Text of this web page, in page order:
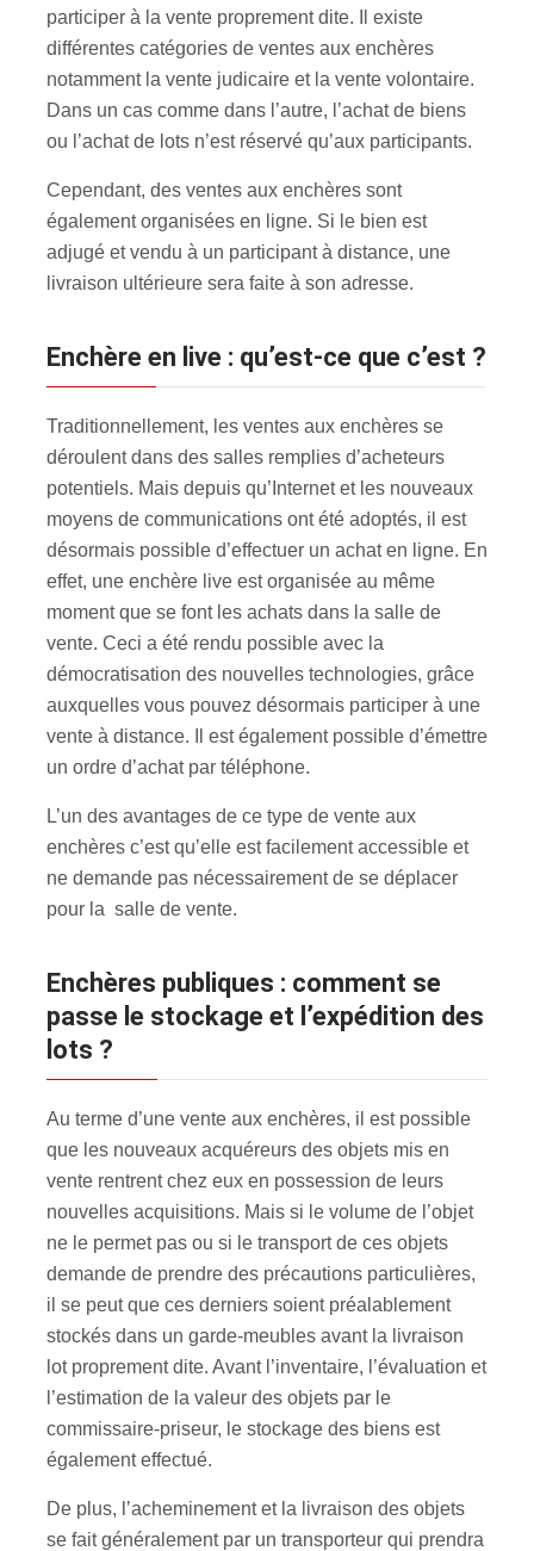
participer à la vente proprement dite. Il existe
différentes catégories de ventes aux enchères
notamment la vente judicaire et la vente volontaire.
Dans un cas comme dans l’autre, l’achat de biens
ou l’achat de lots n’est réservé qu’aux participants.
Cependant, des ventes aux enchères sont
également organisées en ligne. Si le bien est
adjugé et vendu à un participant à distance, une
livraison ultérieure sera faite à son adresse.
Enchère en live : qu’est-ce que c’est ?
Traditionnellement, les ventes aux enchères se
déroulent dans des salles remplies d’acheteurs
potentiels. Mais depuis qu’Internet et les nouveaux
moyens de communications ont été adoptés, il est
désormais possible d’effectuer un achat en ligne. En
effet, une enchère live est organisée au même
moment que se font les achats dans la salle de
vente. Ceci a été rendu possible avec la
démocratisation des nouvelles technologies, grâce
auxquelles vous pouvez désormais participer à une
vente à distance. Il est également possible d’émettre
un ordre d’achat par téléphone.
L’un des avantages de ce type de vente aux
enchères c’est qu’elle est facilement accessible et
ne demande pas nécessairement de se déplacer
pour la salle de vente.
Enchères publiques : comment se
passe le stockage et l’expédition des
lots ?
Au terme d’une vente aux enchères, il est possible
que les nouveaux acquéreurs des objets mis en
vente rentrent chez eux en possession de leurs
nouvelles acquisitions. Mais si le volume de l’objet
ne le permet pas ou si le transport de ces objets
demande de prendre des précautions particulières,
il se peut que ces derniers soient préalablement
stockés dans un garde-meubles avant la livraison
lot proprement dite. Avant l’inventaire, l’évaluation et
l’estimation de la valeur des objets par le
commissaire-priseur, le stockage des biens est
également effectué.
De plus, l’acheminement et la livraison des objets
se fait généralement par un transporteur qui prendra